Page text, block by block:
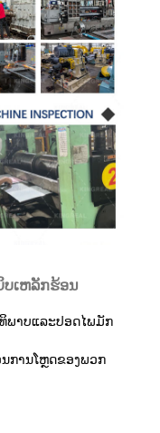
ບເຫລັກຮ້ອນ
ພາບແລະປອດໄພມັກ
ການໂຫຼດຂອງພວກ